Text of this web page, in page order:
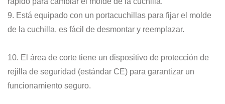
9. Está equipado con un portacuchillas para fijar el molde
de la cuchilla, es fácil de desmontar y reemplazar.
10. El área de corte tiene un dispositivo de protección de
rejilla de seguridad (estándar CE) para garantizar un
funcionamiento seguro.